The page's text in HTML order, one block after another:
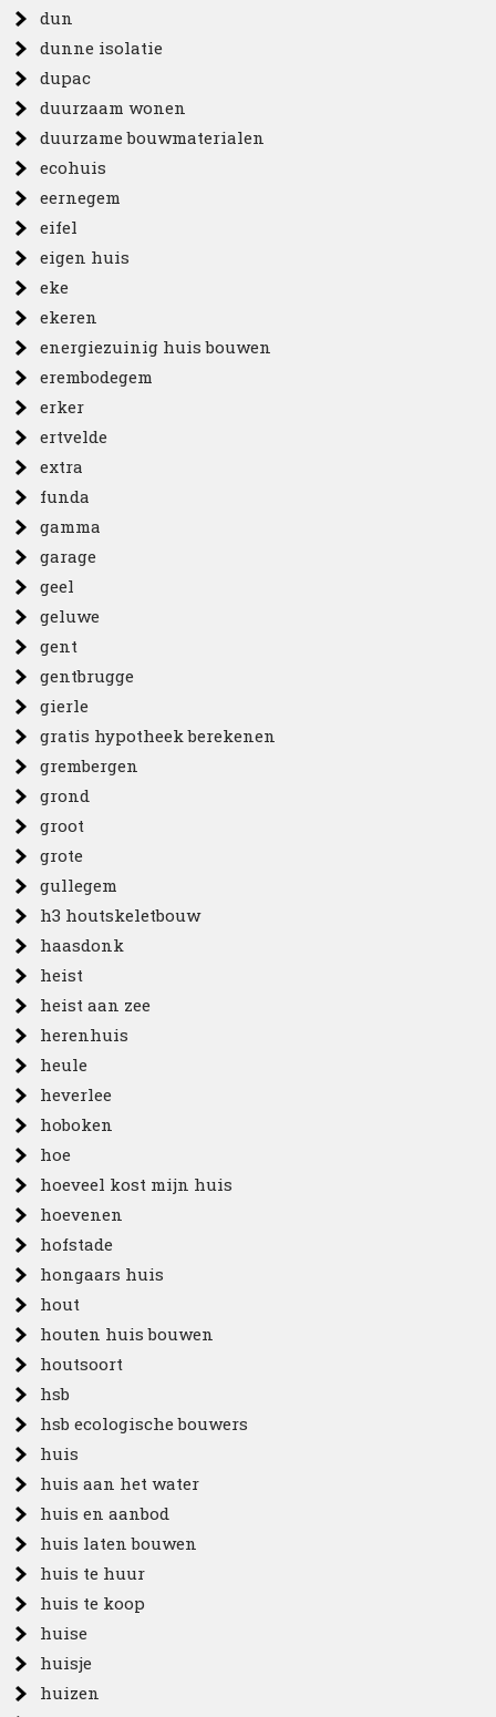
dun
dunne isolatie
dupac
duurzaam wonen
duurzame bouwmaterialen
ecohuis
eernegem
eifel
eigen huis
eke
ekeren
energiezuinig huis bouwen
erembodegem
erker
ertvelde
extra
funda
gamma
garage
geel
geluwe
gent
gentbrugge
gierle
gratis hypotheek berekenen
grembergen
grond
groot
grote
gullegem
h3 houtskeletbouw
haasdonk
heist
heist aan zee
herenhuis
heule
heverlee
hoboken
hoe
hoeveel kost mijn huis
hoevenen
hofstade
hongaars huis
hout
houten huis bouwen
houtsoort
hsb
hsb ecologische bouwers
huis
huis aan het water
huis en aanbod
huis laten bouwen
huis te huur
huis te koop
huise
huisje
huizen